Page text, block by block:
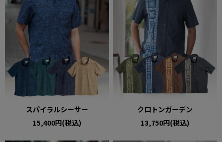
スパイラルシーサー
15,400円(税込)
クロトンガーデン
13,750円(税込)